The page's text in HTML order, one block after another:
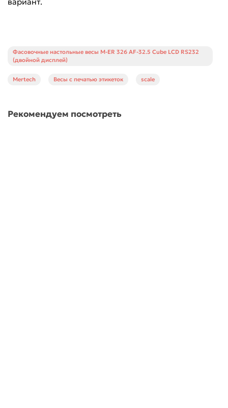
Фасовочные настольные весы M-ER 326 AF-32.5 Cube LCD RS232
(двойной дисплей)
Mertech Весы с печатью этикеток scale
Рекомендуем посмотреть